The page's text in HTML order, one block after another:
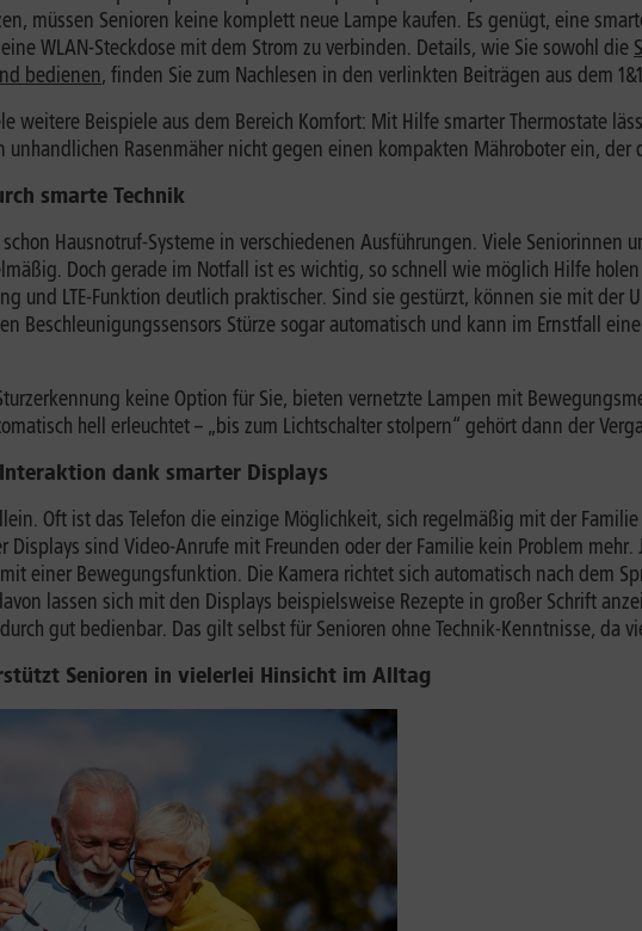
müssen Senioren keine komplett neue Lampe kaufen. Es genügt, eine
WLAN-Steckdose mit dem Strom zu verbinden. Details, wie Sie sowohl die
bedienen, finden Sie zum Nachlesen in den verlinkten Beiträgen aus dem
weitere Beispiele aus dem Bereich Komfort: Mit Hilfe smarter Thermostate
unhandlichen Rasenmäher nicht gegen einen kompakten Mähroboter ein,
smarte Technik
Hausnotruf-Systeme in verschiedenen Ausführungen. Viele
Doch gerade im Notfall ist es wichtig, so schnell wie möglich Hilfe
und LTE-Funktion deutlich praktischer. Sind sie gestürzt, können sie mit
Beschleunigungssensors Stürze sogar automatisch und kann im Ernstfall
keine Option für Sie, bieten vernetzte Lampen mit
hell erleuchtet – „bis zum Lichtschalter stolpern“ gehört dann der
dank smarter Displays
Oft ist das Telefon die einzige Möglichkeit, sich regelmäßig mit der
sind Video-Anrufe mit Freunden oder der Familie kein Problem
einer Bewegungsfunktion. Die Kamera richtet sich automatisch nach dem
lassen sich mit den Displays beispielsweise Rezepte in großer Schrift
gut bedienbar. Das gilt selbst für Senioren ohne Technik-Kenntnisse, da
Senioren in vielerlei Hinsicht im Alltag